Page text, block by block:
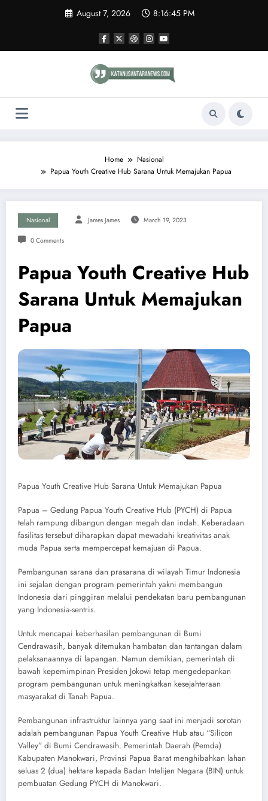
August 7, 2026 8:16:46 PM
Home
Nasional
Papua Youth Creative Hub Sarana Untuk Memajukan Papua
Nasional James James March 19, 2023
0 Comments
Papua Youth Creative Hub
Sarana Untuk Memajukan
Papua
Papua Youth Creative Hub Sarana Untuk Memajukan Papua
Papua – Gedung Papua Youth Creative Hub (PYCH) di Papua
telah rampung dibangun dengan megah dan indah. Keberadaan
fasilitas tersebut diharapkan dapat mewadahi kreativitas anak
muda Papua serta mempercepat kemajuan di Papua.
Pembangunan sarana dan prasarana di wilayah Timur Indonesia
ini sejalan dengan program pemerintah yakni membangun
Indonesia dari pinggiran melalui pendekatan baru pembangunan
yang Indonesia-sentris.
Untuk mencapai keberhasilan pembangunan di Bumi
Cendrawasih, banyak ditemukan hambatan dan tantangan dalam
pelaksanaannya di lapangan. Namun demikian, pemerintah di
bawah kepemimpinan Presiden Jokowi tetap mengedepankan
program pembangunan untuk meningkatkan kesejahteraan
masyarakat di Tanah Papua.
Pembangunan infrastruktur lainnya yang saat ini menjadi sorotan
adalah pembangunan Papua Youth Creative Hub atau “Silicon
Valley” di Bumi Cendrawasih. Pemerintah Daerah (Pemda)
Kabupaten Manokwari, Provinsi Papua Barat menghibahkan lahan
seluas 2 (dua) hektare kepada Badan Intelijen Negara (BIN) untuk
pembuatan Gedung PYCH di Manokwari.